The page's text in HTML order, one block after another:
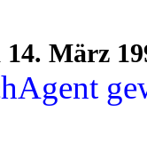
März